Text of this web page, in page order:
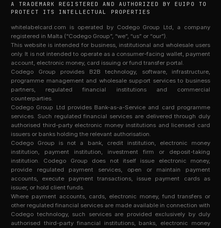
A TRADEMARK REGISTERED AND AUTHORIZED BY EUIPO TO
PROTECT ITS INTELLECTUAL PROPERTIES
whitelabelcard.com is operated by Codego Group Ltd, a company
registered in Malta (“Codego Group”, “we”, “us” or “our”).
This website is intended for business, institutional and wholesale users
only. It is not intended to operate as a consumer-facing wallet, payment
account, electronic money, card issuing or fund transfer portal.
Codego Group provides B2B technology, software, infrastructure,
programme management and wholesale support services to business
partners, regulated financial institutions and commercial
counterparties.
Codego Group Ltd provides Bank-as-a-Service and card programme
services. Such regulated financial services are delivered through duly
authorised third-party electronic money institutions and licensed card
issuers or banks holding the relevant authorisation.
Codego Group is not a bank, credit institution, electronic money
institution, payment institution, investment firm or deposit-taking
institution. Codego Group does not itself issue electronic money,
provide regulated payment services, open or maintain payment
accounts, execute payment transactions, issue payment cards as
issuer, or hold client funds.
Where payment accounts, cards, electronic money, fund transfers or
other regulated financial services are made available in connection with
Codego technology, such services are provided exclusively by duly
authorised third-party financial institutions, banks, electronic money